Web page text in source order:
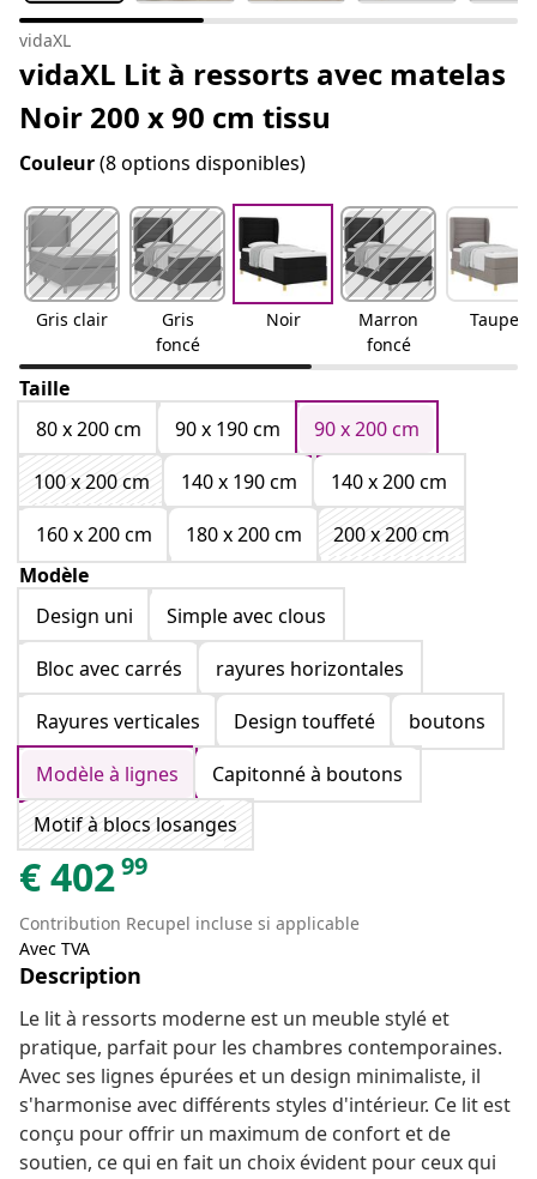
vidaXL
vidaXL Lit à ressorts avec matelas
Noir 200 x 90 cm tissu
Couleur(8 options disponibles)
Gris clair
Gris
foncé
Noir
Marron
foncé
Taupe
Taille
80 x 200 cm
90 x 190 cm
90 x 200 cm
100 x 200 cm
140 x 190 cm
140 x 200 cm
160 x 200 cm
180 x 200 cm
200 x 200 cm
Modèle
Design uni
Simple avec clous
Bloc avec carrés
rayures horizontales
Rayures verticales
Design touffeté
boutons
Modèle à lignes
Capitonné à boutons
Motif à blocs losanges
€40299
Contribution Recupel incluse si applicable
Avec TVA
Description
Le lit à ressorts moderne est un meuble stylé et
pratique, parfait pour les chambres contemporaines.
Avec ses lignes épurées et un design minimaliste, il
s'harmonise avec différents styles d'intérieur. Ce lit est
conçu pour offrir un maximum de confort et de
soutien, ce qui en fait un choix évident pour ceux qui